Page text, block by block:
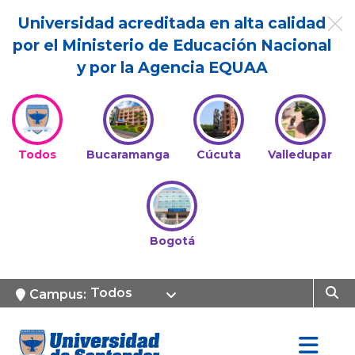
Universidad acreditada en alta calidad
por el Ministerio de Educación Nacional
y por la Agencia EQUAA
Todos Bucaramanga Cúcuta Valledupar
Bogotá
Campus: Todos